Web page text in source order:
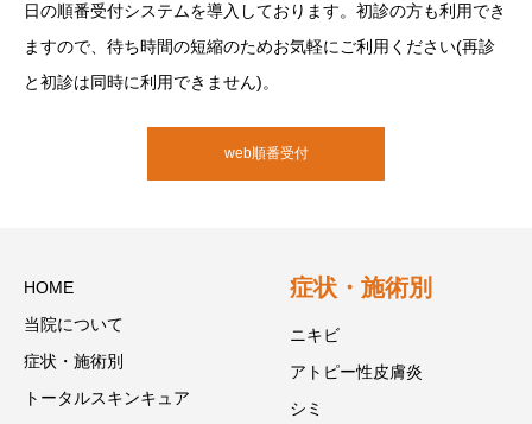
日の順番受付システムを導入しております。初診の方も利用でき
ますので、待ち時間の短縮のためお気軽にご利用ください(再診
と初診は同時に利用できません)。
web順番受付
HOME
当院について
症状・施術別
トータルスキンキュア
症状・施術別
ニキビ
アトピー性皮膚炎
シミ